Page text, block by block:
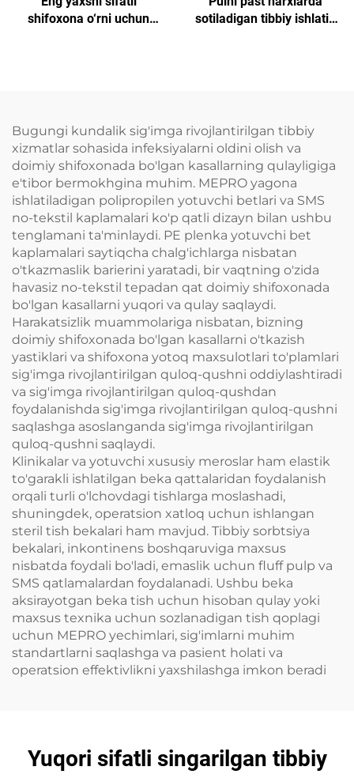
shifoxona o‘rni uchun
sotiladigan tibbiy ishlatib
Bugungi kundalik sig'imga rivojlantirilgan tibbiy
xizmatlar sohasida infeksiyalarni oldini olish va
doimiy shifoxonada bo'lgan kasallarning qulayligiga
e'tibor bermokhgina muhim. MEPRO yagona
ishlatiladigan polipropilen yotuvchi betlari va SMS
no-tekstil kaplamalari ko'p qatli dizayn bilan ushbu
tenglamani ta'minlaydi. PE plenka yotuvchi bet
kaplamalari saytiqcha chalg'ichlarga nisbatan
o'tkazmaslik barierini yaratadi, bir vaqtning o'zida
havasiz no-tekstil tepadan qat doimiy shifoxonada
bo'lgan kasallarni yuqori va qulay saqlaydi.
Harakatsizlik muammolariga nisbatan, bizning
doimiy shifoxonada bo'lgan kasallarni o'tkazish
yastiklari va shifoxona yotoq maxsulotlari to'plamlari
sig'imga rivojlantirilgan quloq-qushni oddiylashtiradi
va sig'imga rivojlantirilgan quloq-qushdan
foydalanishda sig'imga rivojlantirilgan quloq-qushni
saqlashga asoslanganda sig'imga rivojlantirilgan
quloq-qushni saqlaydi.
Klinikalar va yotuvchi xususiy meroslar ham elastik
to'garakli ishlatilgan beka qattalaridan foydalanish
orqali turli o'lchovdagi tishlarga moslashadi,
shuningdek, operatsion xatloq uchun ishlangan
steril tish bekalari ham mavjud. Tibbiy sorbtsiya
bekalari, inkontinens boshqaruviga maxsus
nisbatda foydali bo'ladi, emaslik uchun fluff pulp va
SMS qatlamalardan foydalanadi. Ushbu beka
aksirayotgan beka tish uchun hisoban qulay yoki
maxsus texnika uchun sozlanadigan tish qoplagi
uchun MEPRO yechimlari, sig'imlarni muhim
standartlarni saqlashga va pasient holati va
operatsion effektivlikni yaxshilashga imkon beradi
Yuqori sifatli singarilgan tibbiy